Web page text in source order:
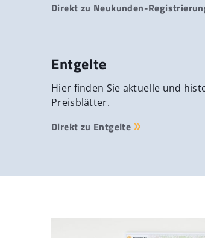
Direkt zu Neukunden-
Entgelte
Hier finden Sie aktuelle und
Preisblätter.
Direkt zu Entgelte